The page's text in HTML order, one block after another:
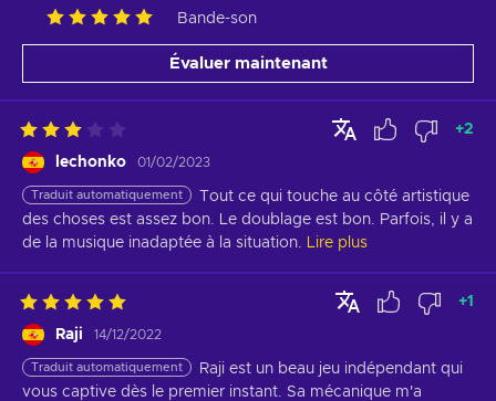
Bande-son
Évaluer maintenant
lechonko 01/02/2023
+2
Traduit automatiquement
Tout ce qui touche au côté artistique
des choses est assez bon. Le doublage est bon. Parfois, il y a
de la musique inadaptée à la situation.
Lire plus
Raji 14/12/2022
+1
Traduit automatiquement
Raji est un beau jeu indépendant qui
vous captive dès le premier instant. Sa mécanique m'a